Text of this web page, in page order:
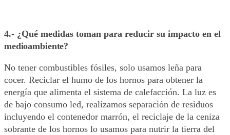
4.- ¿Qué medidas toman para reducir su impacto en el
medioambiente?
No tener combustibles fósiles, solo usamos leña para
cocer. Reciclar el humo de los hornos para obtener la
energía que alimenta el sistema de calefacción. La luz es
de bajo consumo led, realizamos separación de residuos
incluyendo el contenedor marrón, el reciclaje de la ceniza
sobrante de los hornos lo usamos para nutrir la tierra del